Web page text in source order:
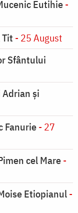
Eutihie-
- 25 August
Sfântului
și
Fanurie- 27
cel Mare-
Etiopianul-